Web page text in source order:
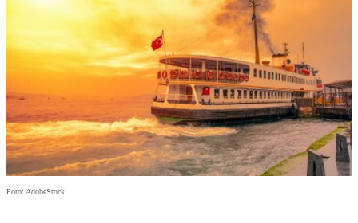
Foto: AdobeStock